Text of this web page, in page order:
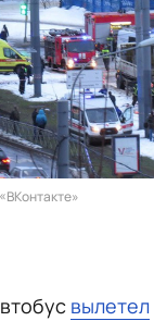
вылетел